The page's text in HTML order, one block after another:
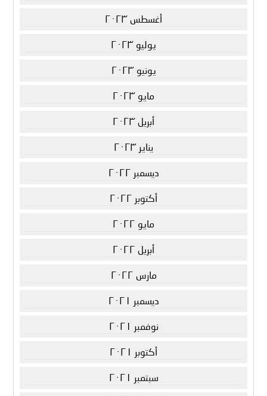
أغسطس ٢٠٢٣
يوليو ٢٠٢٣
يونيو ٢٠٢٣
مايو ٢٠٢٣
أبريل ٢٠٢٣
يناير ٢٠٢٣
ديسمبر ٢٠٢٢
أكتوبر ٢٠٢٢
مايو ٢٠٢٢
أبريل ٢٠٢٢
مارس ٢٠٢٢
ديسمبر ٢٠٢١
نوفمبر ٢٠٢١
أكتوبر ٢٠٢١
سبتمبر ٢٠٢١